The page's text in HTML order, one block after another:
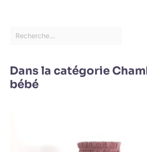
Dans la catégorie
bébé